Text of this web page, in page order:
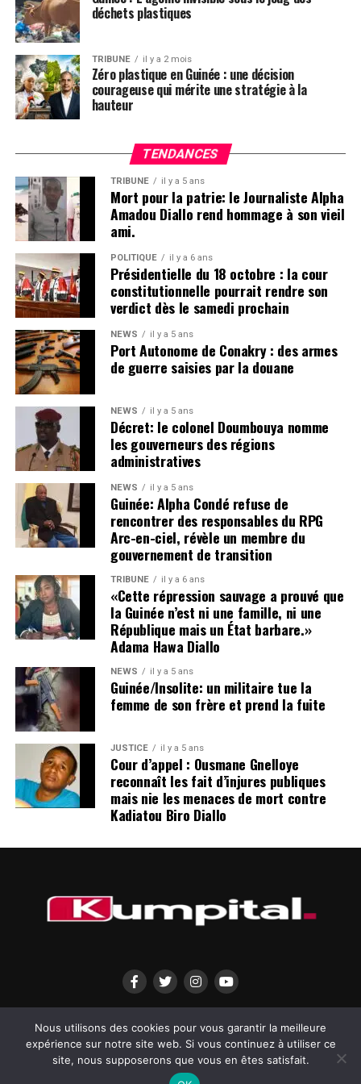
des résolutions précédemment adoptées. En
conséquence, le parti appelle à une médiation « sérieuse
» et « tangible » de la part de médiateurs nationaux et
internationaux avant de participer à tout nouveau
dialogue ou concertation.
des Nations Unies récemment présente à Conakry,
souligne un sentiment de frustration croissant parmi
certaines formations politiques et acteurs de la société
civile face aux lenteurs du processus de transition. Le
MPDG précise que les conclusions des concertations à
venir, en l’absence de réformes substantielles,
n’engageraient ni son parti, ni ses alliés de la CONAREP
(Coalition Nationale pour la Réconciliation et l’Entente
Populaire).
Dans un contexte de division et d’incertitude sur
l’avenir politique du pays, cette décision marque un
tournant dans les relations entre les différents acteurs
de la transition. Le MPDG, qui s’était jusque-là montré
disposé à travailler pour une transition inclusive, se
montre désormais plus réservé et exige des garanties
solides avant tout retour à la table des négociations.
Une crise de confiance qui perdure
Le retrait du MPDG survient dans un contexte marqué
par des tensions croissantes entre le gouvernement de
significatifs sur les réformes promises, combiné à une
gouvernance perçue comme de plus en plus autoritaire,
alimente un climat de méfiance généralisée. Ce climat a
fait naître des doutes sur la sincérité du processus de
transition et sur les intentions réelles des autorités
militaires.
À l’heure où la prolongation de la transition semble
inévitable, le MPDG appelle donc à la mise en place de
garanties crédibles et de mécanismes de suivi robustes
pour assurer le respect des engagements pris, sans quoi
il restera sur sa position de retrait des futures
concertations politiques.
transition politique en Guinée, alors que la nation
attend toujours des signes clairs de volonté d’aboutir à
un retour à la normale constitutionnelle.
5 061
déchets plastiques
TRIBUNE il y a 2 mois
Zéro plastique en Guinée : une décision
courageuse qui mérite une stratégie à la
hauteur
TENDANCES
TRIBUNE il y a 5 ans
Mort pour la patrie: le Journaliste Alpha
Amadou Diallo rend hommage à son vieil
ami.
POLITIQUE il y a 6 ans
Présidentielle du 18 octobre : la cour
constitutionnelle pourrait rendre son
verdict dès le samedi prochain
NEWS il y a 5 ans
Port Autonome de Conakry : des armes
de guerre saisies par la douane
NEWS il y a 5 ans
Décret: le colonel Doumbouya nomme
les gouverneurs des régions
administratives
NEWS il y a 5 ans
Guinée: Alpha Condé refuse de
rencontrer des responsables du RPG
Arc-en-ciel, révèle un membre du
gouvernement de transition
TRIBUNE il y a 6 ans
«Cette répression sauvage a prouvé que
la Guinée n’est ni une famille, ni une
République mais un État barbare.»
Adama Hawa Diallo
NEWS il y a 5 ans
Guinée/Insolite: un militaire tue la
femme de son frère et prend la fuite
JUSTICE il y a 5 ans
Cour d’appel : Ousmane Gnelloye
reconnaît les fait d’injures publiques
mais nie les menaces de mort contre
Kadiatou Biro Diallo
QUI SOMMES-NOUS? MENTIONS LÉGALES CONTACTEZ-NOUS
Nous utilisons des cookies pour vous garantir la meilleure
expérience sur notre site web. Si vous continuez à utiliser ce
site, nous supposerons que vous en êtes satisfait.